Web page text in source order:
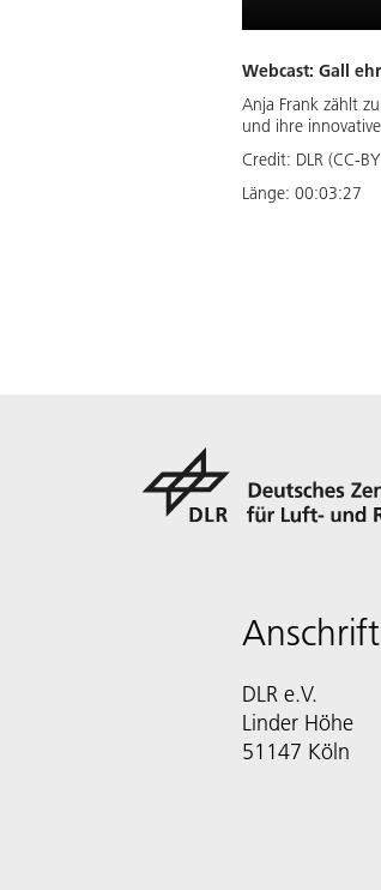
Webcast: Gall
Anja Frank zählt
und ihre
Credit: DLR (CC-
Länge: 00:03:27
Anschrift
DLR e.V.
Linder Höhe
51147 Köln